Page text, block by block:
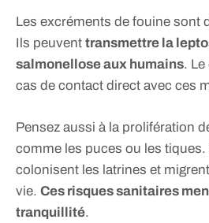
Les excréments de fouine sont
Ils peuvent transmettre la
salmonellose aux humains. Le
cas de contact direct avec ces
Pensez aussi à la prolifération
comme les puces ou les tiques.
colonisent les latrines et
vie. Ces risques sanitaires
tranquillité.